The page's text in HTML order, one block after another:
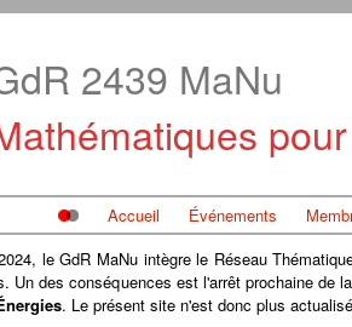
2439 MaNu
Accueil Événements
le GdR MaNu intègre le Réseau
Un des conséquences est l'arrêt prochaine de
. Le présent site n'est donc plus